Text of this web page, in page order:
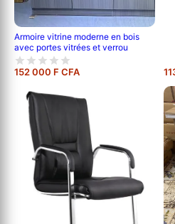
Armoire vitrine moderne en bois
avec portes vitrées et verrou
152 000 F CFA